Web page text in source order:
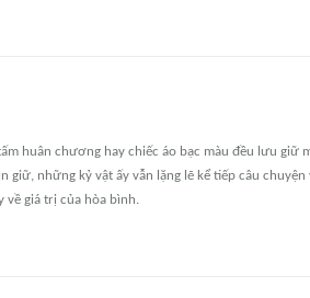
huân chương hay chiếc áo bạc màu đều lưu giữ
những kỷ vật ấy vẫn lặng lẽ kể tiếp câu chuyện
về giá trị của hòa bình.